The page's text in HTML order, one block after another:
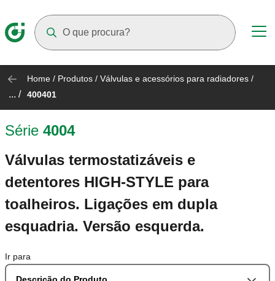
Home / Produtos / Válvulas e acessórios para radiadores /
... / 400401
Série 4004
Válvulas termostatizáveis e
detentores HIGH-STYLE para
toalheiros. Ligações em dupla
esquadria. Versão esquerda.
Ir para